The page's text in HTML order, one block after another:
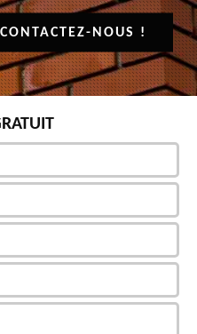
CONTACTEZ-NOUS !